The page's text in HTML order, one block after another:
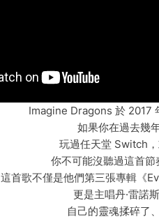
Imagine Dragons 於 2017
如果你在過去幾
玩過任天堂 Switch
你不可能沒聽過這首節
這首歌不僅是他們第三張專輯《
更是主唱丹·雷諾
自己的靈魂揉碎了